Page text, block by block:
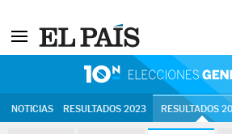
NOTICIAS RESULTADOS 2023 RESULTADOS